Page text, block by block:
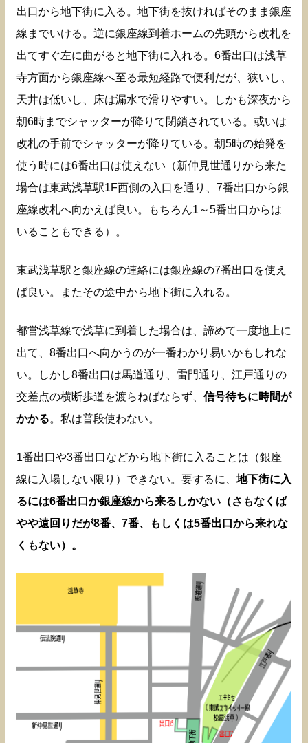
出口から地下街に入る。地下街を抜ければそのまま銀座
線までいける。逆に銀座線到着ホームの先頭から改札を
出てすぐ左に曲がると地下街に入れる。6番出口は浅草
寺方面から銀座線へ至る最短経路で便利だが、狭いし、
天井は低いし、床は漏水で滑りやすい。しかも深夜から
朝6時までシャッターが降りて閉鎖されている。或いは
改札の手前でシャッターが降りている。朝5時の始発を
使う時には6番出口は使えない（新仲見世通りから来た
場合は東武浅草駅1F西側の入口を通り、7番出口から銀
座線改札へ向かえば良い。もちろん1～5番出口からは
いることもできる）。
東武浅草駅と銀座線の連絡には銀座線の7番出口を使え
ば良い。またその途中から地下街に入れる。
都営浅草線で浅草に到着した場合は、諦めて一度地上に
出て、8番出口へ向かうのが一番わかり易いかもしれな
い。しかし8番出口は馬道通り、雷門通り、江戸通りの
交差点の横断歩道を渡らねばならず、 信号待ちに時間が
かかる。私は普段使わない。
1番出口や3番出口などから地下街に入ることは（銀座
線に入場しない限り）できない。要するに、 地下街に入
るには6番出口か銀座線から来るしかない（さもなくば
やや遠回りだが8番、7番、もしくは5番出口から来れな
くもない）。